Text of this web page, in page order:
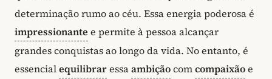
determinação rumo ao céu. Essa energia poderosa é
impressionante e permite à pessoa alcançar
grandes conquistas ao longo da vida. No entanto, é
essencialequilibraressaambiçãocomcompaixãoe